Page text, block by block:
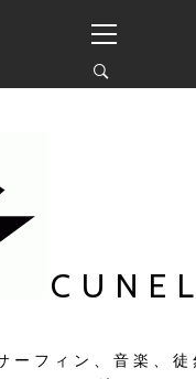
イ
ン
メ
ーフィン、音楽、徒